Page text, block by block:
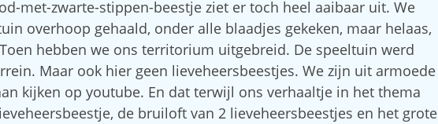
met-zwarte-stippen-beestje ziet er toch heel aaibaar uit. We
overhoop gehaald, onder alle blaadjes gekeken, maar helaas,
hebben we ons territorium uitgebreid. De speeltuin werd
Maar ook hier geen lieveheersbeestjes. We zijn uit armoede
kijken op youtube. En dat terwijl ons verhaaltje in het thema
de bruiloft van 2 lieveheersbeestjes en het grote